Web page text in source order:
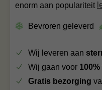
enorm aan populariteit
Bevroren geleverd
Wij leveren aan
Wij gaan voor
Gratis bezorging